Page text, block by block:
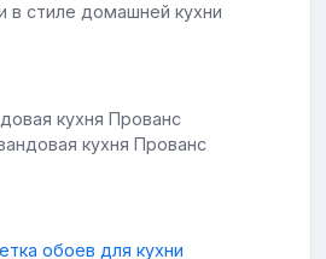
в стиле домашней кухни
кухня Прованс